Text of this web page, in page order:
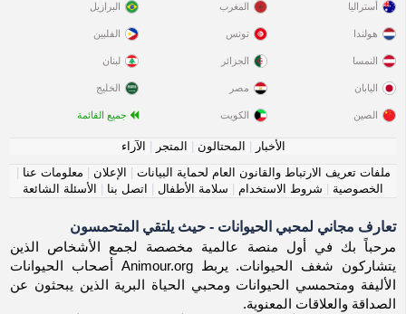
أستراليا
هولندا
النمسا
اليابان
الصين
المغرب
تونس
الجزائر
مصر
الكويت
البرازيل
الفلبين
لبنان
الخليج
جميع القائمة
الأخبار المحتالون المتجر
الآراء
ملفات تعريف الارتباط والقانون العام لحماية البيانات
الإعلان معلومات عنا
الخصوصية
شروط الاستخدام سلامة الأطفال اتصل بنا الأسئلة الشائعة
تعارف مجاني لمحبي الحيوانات - حيث يلتقي المتحمسون
مرحباً بك في أول منصة عالمية مخصصة لجمع الأشخاص الذين
يتشاركون شغف الحيوانات. يربط Animour.org أصحاب الحيوانات
الأليفة ومتحمسي الحيوانات ومحبي الحياة البرية الذين يبحثون عن
الصداقة والعلاقات المعنوية.